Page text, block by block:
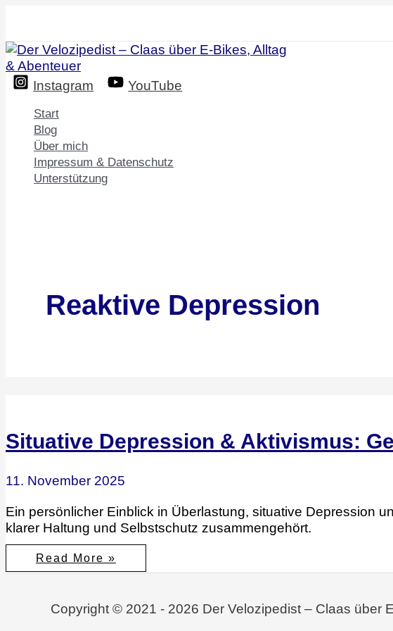
springen
Instagram YouTube
Start
Blog
Über mich
Impressum & Datenschutz
Unterstützung
Reaktive Depression
Situative Depression & Aktivismus:
11. November 2025
Ein persönlicher Einblick in Überlastung, situative Depression
klarer Haltung und Selbstschutz zusammengehört.
Situative
Depression
Protest,
Read More »
Copyright © 2021 - 2026 Der Velozipedist – Claas über